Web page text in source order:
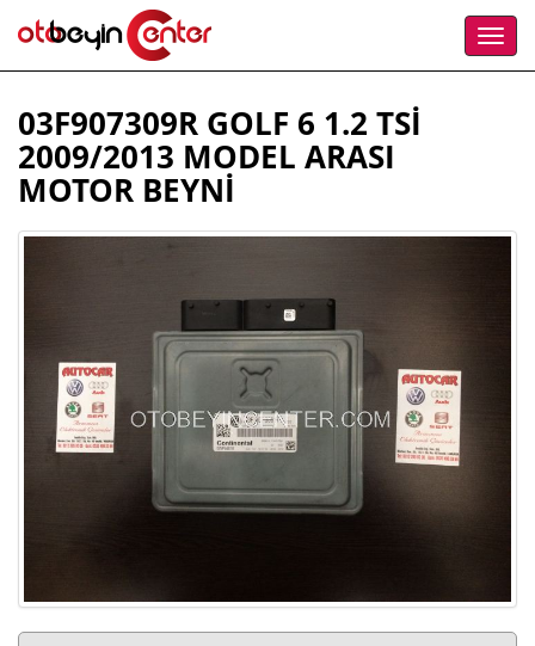
03F907309R GOLF 6 1.2 TSİ
2009/2013 MODEL ARASI
MOTOR BEYNİ